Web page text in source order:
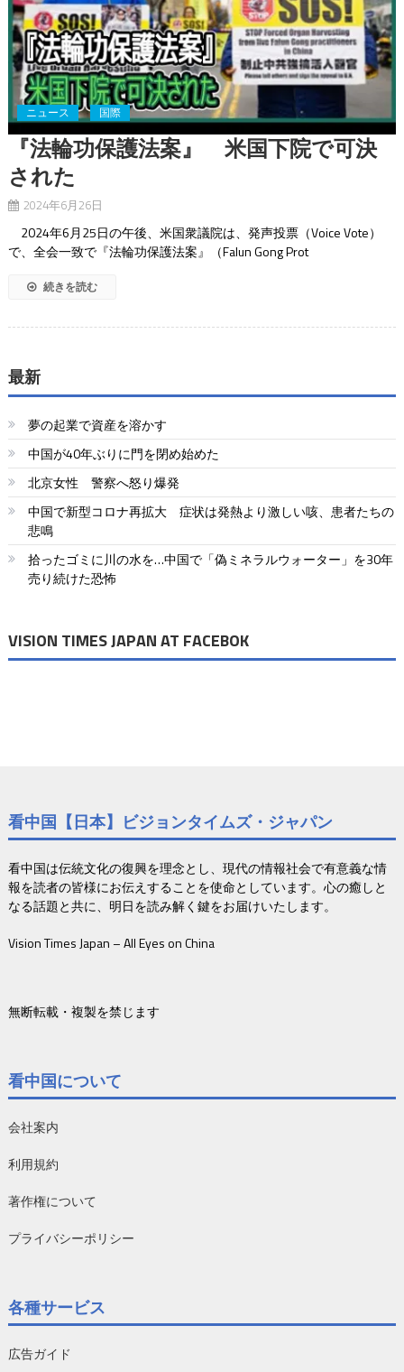
ニュース 国際
『法輪功保護法案』 米国下院で可決
された
2024年6月26日
2024年6月25日の午後、米国衆議院は、発声投票（Voice Vote）
で、全会一致で『法輪功保護法案』（Falun Gong Prot
続きを読む
最新
夢の起業で資産を溶かす
中国が40年ぶりに門を閉め始めた
北京女性 警察へ怒り爆発
中国で新型コロナ再拡大 症状は発熱より激しい咳、患者たちの
悲鳴
拾ったゴミに川の水を…中国で「偽ミネラルウォーター」を30年
売り続けた恐怖
VISION TIMES JAPAN AT FACEBOK
看中国【日本】ビジョンタイムズ・ジャパン
看中国は伝統文化の復興を理念とし、現代の情報社会で有意義な情
報を読者の皆様にお伝えすることを使命としています。心の癒しと
なる話題と共に、明日を読み解く鍵をお届けいたします。
Vision Times Japan – All Eyes on China
無断転載・複製を禁じます
看中国について
会社案内
利用規約
著作権について
プライバシーポリシー
各種サービス
広告ガイド